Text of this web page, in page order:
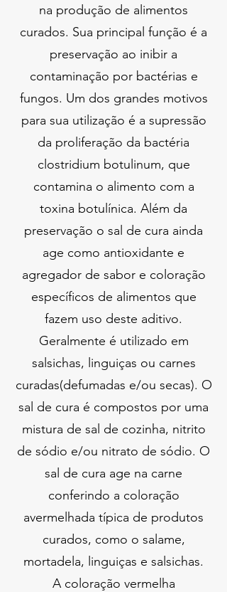
na produção de alimentos
curados. Sua principal função é a
preservação ao inibir a
contaminação por bactérias e
fungos. Um dos grandes motivos
para sua utilização é a supressão
da proliferação da bactéria
clostridium botulinum, que
contamina o alimento com a
toxina botulínica. Além da
preservação o sal de cura ainda
age como antioxidante e
agregador de sabor e coloração
específicos de alimentos que
fazem uso deste aditivo.
Geralmente é utilizado em
salsichas, linguiças ou carnes
curadas(defumadas e/ou secas). O
sal de cura é compostos por uma
mistura de sal de cozinha, nitrito
de sódio e/ou nitrato de sódio. O
sal de cura age na carne
conferindo a coloração
avermelhada típica de produtos
curados, como o salame,
mortadela, linguiças e salsichas.
A coloração vermelha